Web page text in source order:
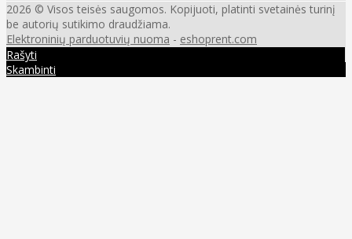
2026 © Visos teisės saugomos. Kopijuoti, platinti svetainės turinį
be autorių sutikimo draudžiama.
Elektroninių parduotuvių nuoma - eshoprent.com
Rašyti
Skambinti